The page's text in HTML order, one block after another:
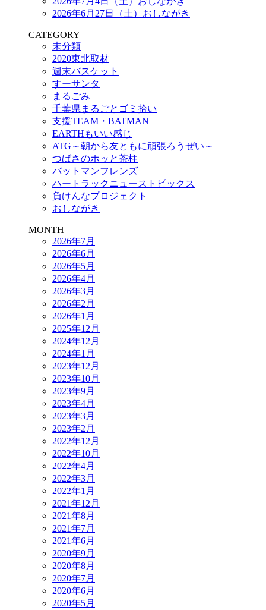
2026年6月27日（土）おしながき
CATEGORY
未分類
2020東北取材
週末バスケット
すーサンタ
まるごみ
千葉県まるごとゴミ拾い
支援TEAM・BATMAN
EARTHもいい感じ
ATG～朝から友ともに頑張ろうぜい～
つばさのホッと茶柱
バットマンフレンズ
ハートラックニューストピックス
負けんなプロジェクト
おしながき
MONTH
2026年7月
2026年6月
2026年5月
2026年4月
2026年3月
2026年2月
2026年1月
2025年12月
2024年12月
2024年1月
2023年12月
2023年10月
2023年9月
2023年4月
2023年3月
2023年2月
2022年12月
2022年10月
2022年4月
2022年3月
2022年1月
2021年12月
2021年8月
2021年7月
2021年6月
2020年9月
2020年8月
2020年7月
2020年6月
2020年5月